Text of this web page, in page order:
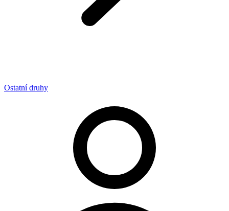
Ostatní druhy